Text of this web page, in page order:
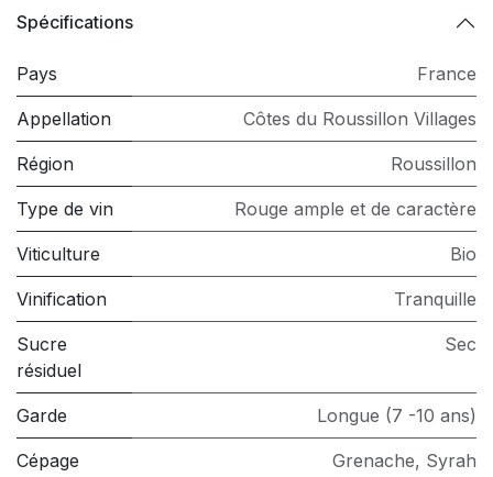
Spécifications
Pays France
Appellation Côtes du Roussillon Villages
Région Roussillon
Type de vin Rouge ample et de caractère
Viticulture Bio
Vinification Tranquille
Sucre
résiduel
Sec
Garde Longue (7 -10 ans)
Cépage Grenache, Syrah